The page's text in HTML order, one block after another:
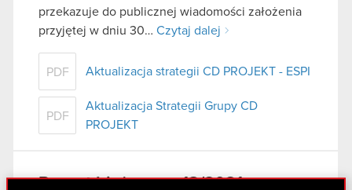
przekazuje do publicznej wiadomości założenia
przyjętej w dniu 30… Czytaj dalej
PDF Aktualizacja strategii CD PROJEKT - ESPI
PDF
Aktualizacja Strategii Grupy CD
PROJEKT
Raport bieżący nr 13/2021